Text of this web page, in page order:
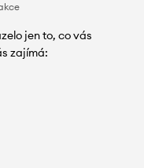
jen to, co vás
zajímá: